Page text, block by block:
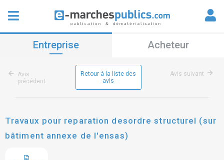
Entreprise Acheteur
Avis
précédent
Retour à la liste des
avis
Avis suivant
Travaux pour reparation desordre structurel (sur
bâtiment annexe de l'ensas)